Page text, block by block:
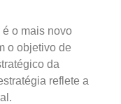
é o mais novo
o objetivo de
da
reflete a